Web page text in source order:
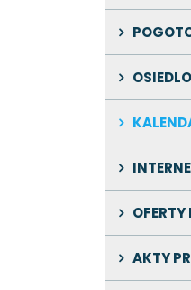
AKTY